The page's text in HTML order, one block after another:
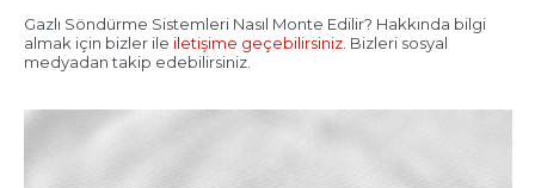
Gazlı Söndürme Sistemleri Nasıl Monte Edilir? Hakkında bilgi
almak için bizler ile iletişime geçebilirsiniz. Bizleri sosyal
medyadan takip edebilirsiniz.